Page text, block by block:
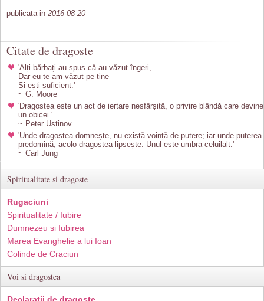
publicata in 2016-08-20
Citate de dragoste
'Alți bărbați au spus că au văzut îngeri,
Dar eu te-am văzut pe tine
Și ești suficient.'
~ G. Moore
'Dragostea este un act de iertare nesfârșită, o privire blândă care devine
un obicei.'
~ Peter Ustinov
'Unde dragostea domnește, nu există voință de putere; iar unde puterea
predomină, acolo dragostea lipsește. Unul este umbra celuilalt.'
~ Carl Jung
Spiritualitate si dragoste
Rugaciuni
Spiritualitate / Iubire
Dumnezeu si Iubirea
Marea Evanghelie a lui Ioan
Colinde de Craciun
Voi si dragostea